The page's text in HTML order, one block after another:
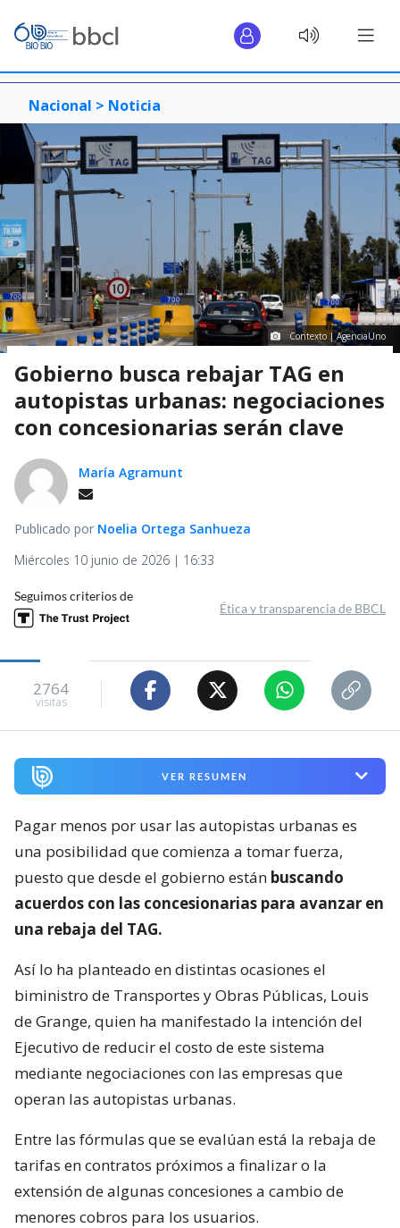
Nacional > Noticia
Contexto | AgenciaUno
Gobierno busca rebajar TAG en
autopistas urbanas: negociaciones
con concesionarias serán clave
María Agramunt
Publicado por Noelia Ortega Sanhueza
Miércoles 10 junio de 2026 | 16:33
Seguimos criterios de
Ética y transparencia de BBCL
2764
visitas
VER RESUMEN
Pagar menos por usar las autopistas urbanas es
una posibilidad que comienza a tomar fuerza,
puesto que desde el gobierno están buscando
acuerdos con las concesionarias para avanzar en
una rebaja del TAG.
Así lo ha planteado en distintas ocasiones el
biministro de Transportes y Obras Públicas, Louis
de Grange, quien ha manifestado la intención del
Ejecutivo de reducir el costo de este sistema
mediante negociaciones con las empresas que
operan las autopistas urbanas.
Entre las fórmulas que se evalúan está la rebaja de
tarifas en contratos próximos a finalizar o la
extensión de algunas concesiones a cambio de
menores cobros para los usuarios.